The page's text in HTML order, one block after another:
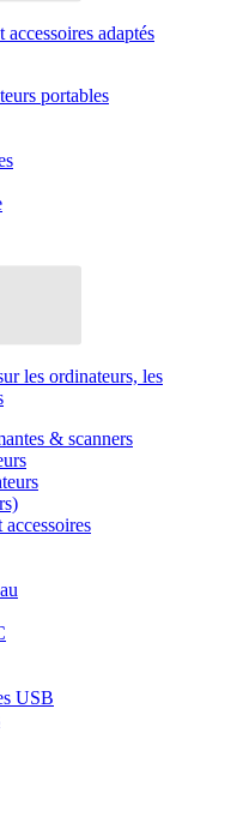
accessoires adaptés
portables
les ordinateurs, les
& scanners
accessoires
USB